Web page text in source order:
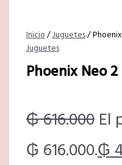
Inicio/Juguetes/ Phoenix
Juguetes
Phoenix Neo
₲616.000 El
₲ 616.000.₲